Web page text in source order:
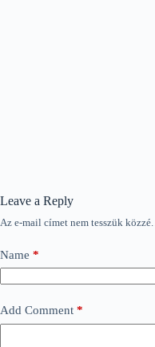
Leave a Reply
Az e-mail címet nem tesszük közzé.
Name *
Add Comment *